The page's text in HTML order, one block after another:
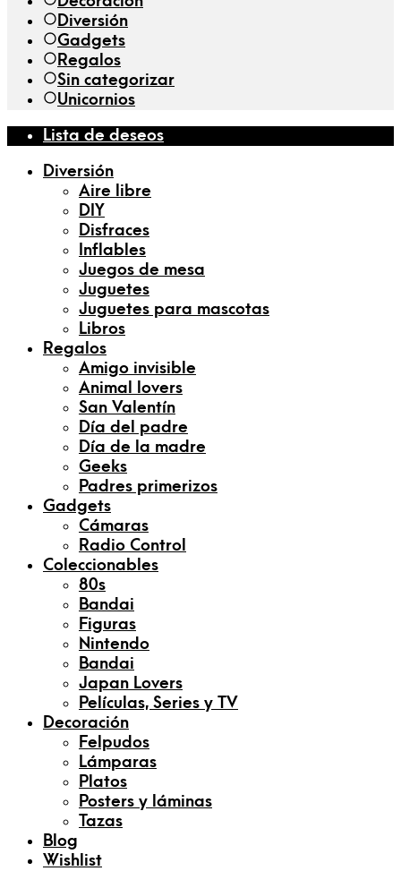
Diversión
Gadgets
Regalos
Sin categorizar
Unicornios
Lista de deseos
Diversión
Aire libre
DIY
Disfraces
Inflables
Juegos de mesa
Juguetes
Juguetes para mascotas
Libros
Regalos
Amigo invisible
Animal lovers
San Valentín
Día del padre
Día de la madre
Geeks
Padres primerizos
Gadgets
Cámaras
Radio Control
Coleccionables
80s
Bandai
Figuras
Nintendo
Bandai
Japan Lovers
Películas, Series y TV
Decoración
Felpudos
Lámparas
Platos
Posters y láminas
Tazas
Blog
Wishlist